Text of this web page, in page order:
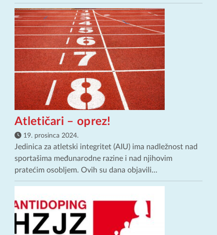
Atletičari – oprez!
19. prosinca 2024.
Jedinica za atletski integritet (AIU) ima nadležnost nad
sportašima međunarodne razine i nad njihovim
pratećim osobljem. Ovih su dana objavili...